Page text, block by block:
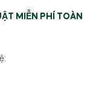
MIỄN PHÍ TOÀN